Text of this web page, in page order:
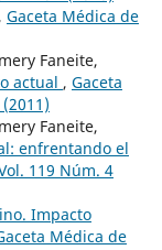
, Gaceta Médica de
Faneite,
actual , Gaceta
Faneite,
enfrentando el
119 Núm. 4
Impacto
Médica de